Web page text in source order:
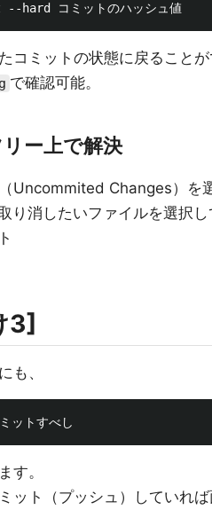
コミットの状態に戻ること
で確認可能。
ー上で解決
Uncommited Changes）を
消したいファイルを選択し
3]
も、
す。
ット（プッシュ）していれ